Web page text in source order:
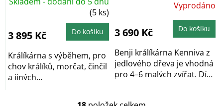
(5 ks)
3 895 Kč Do košíku
Králíkárna s výběhem, pro
chov králíků, morčat, činčil
a jiných
5,0
z
hvězdiček.
Vyprodáno
3 690 Kč Do košíku
Benji králíkárna Kenniva z
jedlového dřeva je vhodná
pro 4–6 malých zvířat. Díky